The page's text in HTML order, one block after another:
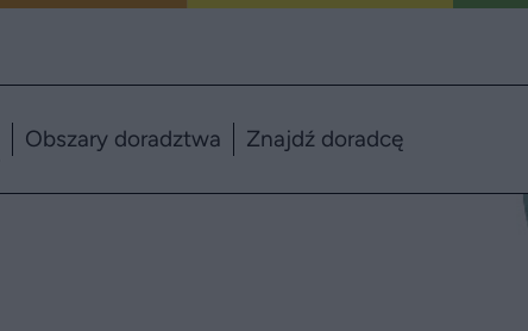
Obszary doradztwa Znajdź doradcę